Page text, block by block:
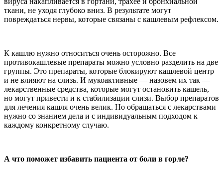
ткани, не уходя глубоко вниз. В результате могут
повреждаться нервы, которые связаны с кашлевым рефлексом.
К кашлю нужно относиться очень осторожно. Все
противокашлевые препараты можно условно разделить на две
группы. Это препараты, которые блокируют кашлевой центр
и не влияют на слизь. И мукоактивные — назовем их так —
лекарственные средства, которые могут остановить кашель,
но могут привести и к стабилизации слизи. Выбор препаратов
для лечения кашля очень велик. Но обращаться с лекарствами
нужно со знанием дела и с индивидуальным подходом к
каждому конкретному случаю.
А что поможет избавить пациента от боли в горле?